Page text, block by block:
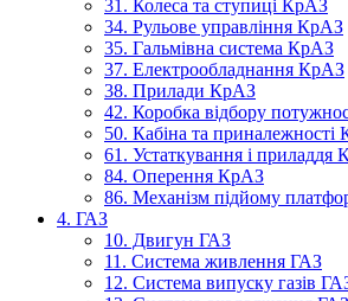
31. Колеса та ступиці КрАЗ
34. Рульове управління КрАЗ
35. Гальмівна система КрАЗ
37. Електрообладнання КрАЗ
38. Прилади КрАЗ
42. Коробка відбору
50. Кабіна та приналежності
61. Устаткування і приладдя
84. Оперення КрАЗ
86. Механізм підйому
4. ГАЗ
10. Двигун ГАЗ
11. Система живлення ГАЗ
12. Система випуску газів